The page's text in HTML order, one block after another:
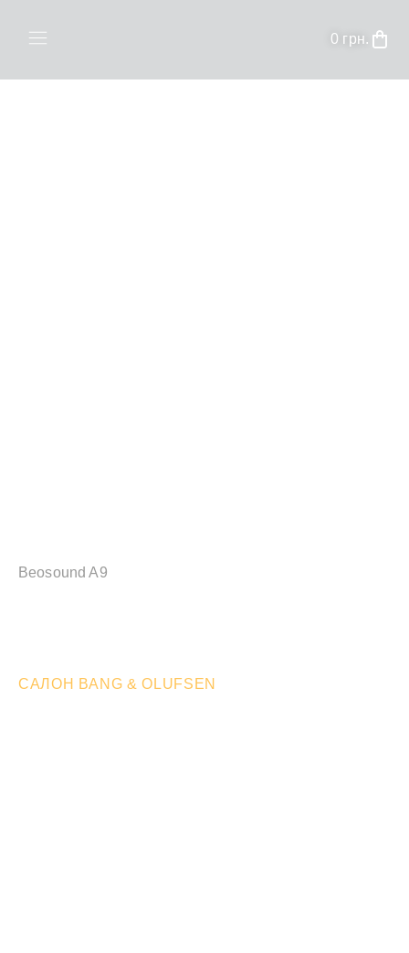
0 грн.
Головна /Beosound A9
Beosound A9
САЛОН BANG & OLUFSEN